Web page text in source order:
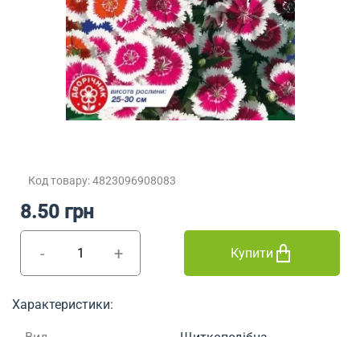
Код товару: 4823096908083
- +
8.50 грн
Купити
Характеристики: